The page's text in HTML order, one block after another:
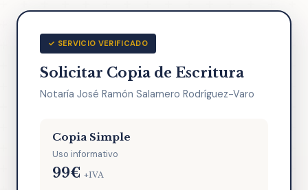
✓ SERVICIO VERIFICADO
Solicitar Copia de Escritura
Notaría José Ramón Salamero Rodríguez-Varo
Copia Simple
Uso informativo
99€ +IVA